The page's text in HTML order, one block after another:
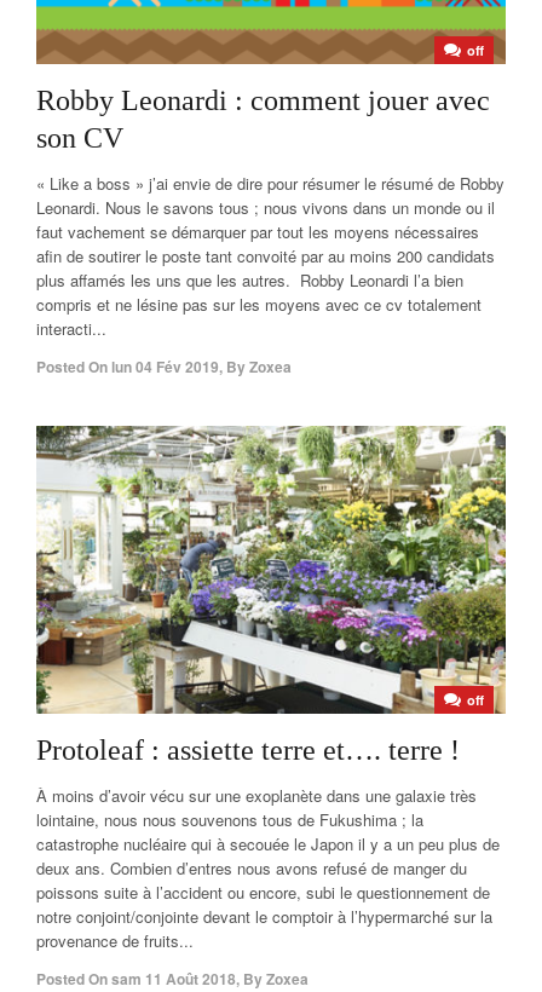
off
Robby Leonardi : comment jouer avec
son CV
« Like a boss » j’ai envie de dire pour résumer le résumé de Robby
Leonardi. Nous le savons tous ; nous vivons dans un monde ou il
faut vachement se démarquer par tout les moyens nécessaires
afin de soutirer le poste tant convoité par au moins 200 candidats
plus affamés les uns que les autres. Robby Leonardi l’a bien
compris et ne lésine pas sur les moyens avec ce cv totalement
interacti...
Posted On lun 04 Fév 2019, ByZoxea
off
Protoleaf : assiette terre et…. terre !
À moins d’avoir vécu sur une exoplanète dans une galaxie très
lointaine, nous nous souvenons tous de Fukushima ; la
catastrophe nucléaire qui à secouée le Japon il y a un peu plus de
deux ans. Combien d’entres nous avons refusé de manger du
poissons suite à l’accident ou encore, subi le questionnement de
notre conjoint/conjointe devant le comptoir à l’hypermarché sur la
provenance de fruits...
Posted Onsam 11 Août 2018, ByZoxea